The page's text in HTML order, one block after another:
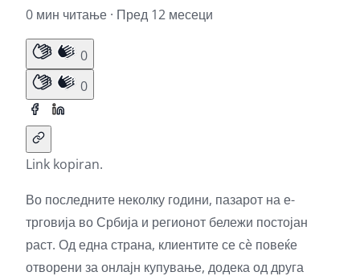
0 мин читање · Пред 12 месеци
0
0
Link kopiran.
Во последните неколку години, пазарот на е-
трговија во Србија и регионот бележи постојан
раст. Од една страна, клиентите се сè повеќе
отворени за онлајн купување, додека од друга